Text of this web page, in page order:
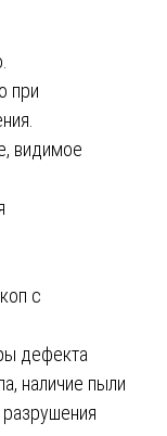
при
видимое
с
дефекта
наличие пыли